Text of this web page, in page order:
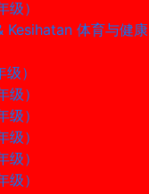
）
体育与健康
）
）
）
）
）
）